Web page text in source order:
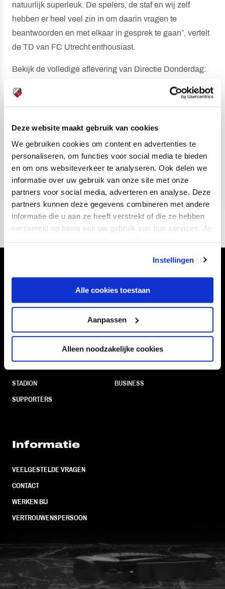
Deze website maakt gebruik van cookies
We gebruiken cookies om content en advertenties te
personaliseren, om functies voor social media te bieden
en om ons websiteverkeer te analyseren. Ook delen we
informatie over uw gebruik van onze site met onze
partners voor social media, adverteren en analyse. Deze
partners kunnen deze gegevens combineren met andere
informatie die u aan ze heeft verstrekt of die ze hebben
verzameld op basis van uw gebruik van hun services. Je
kan je toestemming beheren op de Cookiepagina.
Instellingen
Alle cookies toestaan
Aanpassen
Alleen noodzakelijke cookies
natuurlijk superleuk. De spelers, de staf en wij zelf
hebben er heel veel zin in om daarin vragen te
beantwoorden en met elkaar in gesprek te gaan”, vertelt
de TD van FC Utrecht enthousiast.
Bekijk de volledige aflevering van Directie Donderdag:
Navigeer naar
TEAMS
STADION
SUPPORTERS
FOUNDATION
KAARTVERKOOP
BUSINESS
Informatie
VEELGESTELDE VRAGEN
CONTACT
WERKEN BIJ
VERTROUWENSPERSOON
FC Utrecht<br>vanuit<br>het